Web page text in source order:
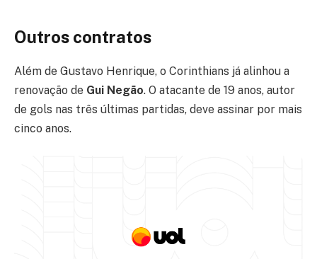
Outros contratos
Além de Gustavo Henrique, o Corinthians já alinhou a
renovação de Gui Negão. O atacante de 19 anos, autor
de gols nas três últimas partidas, deve assinar por mais
cinco anos.